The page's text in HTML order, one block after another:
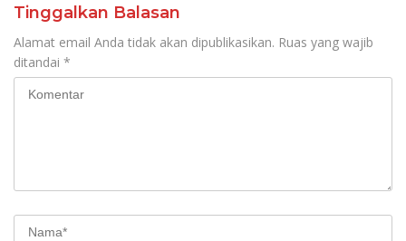
Tinggalkan Balasan
Alamat email Anda tidak akan dipublikasikan. Ruas yang wajib
ditandai *